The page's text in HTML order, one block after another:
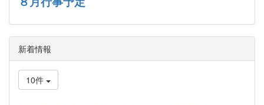
新着情報
10件